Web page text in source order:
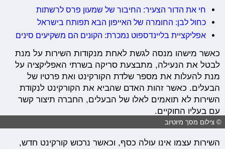
חי את הדור הצעיר: החיבור של שמעון פרס לרשתות
כחול לבן: החומרה של האייפון הבא תפותח בישראל
אפליקציית בליינדספוט נמכרת: הקונים הם משקיעים סינים
כאשר מישהו מנסה לגשת לאחת מנקודות השירות על מנת
לבטל את הנעילה, מתבצעת סריקה בשרתי האפליקציה על
מנת להעלות את מספר שלדת הקורקינט ואת פרטיו של
הבעלים. כאשר זהות האדם שהביא את הקורקינט לנקודת
השירות לא תואמים לאלו של הבעלים, החברה תיצור קשר
עם בעליו החוקיים.
© צילום מסך מיוטיוב
השירות עצמו אינו עולה כסף, וכאשר נרכוש קורקינט חדש,